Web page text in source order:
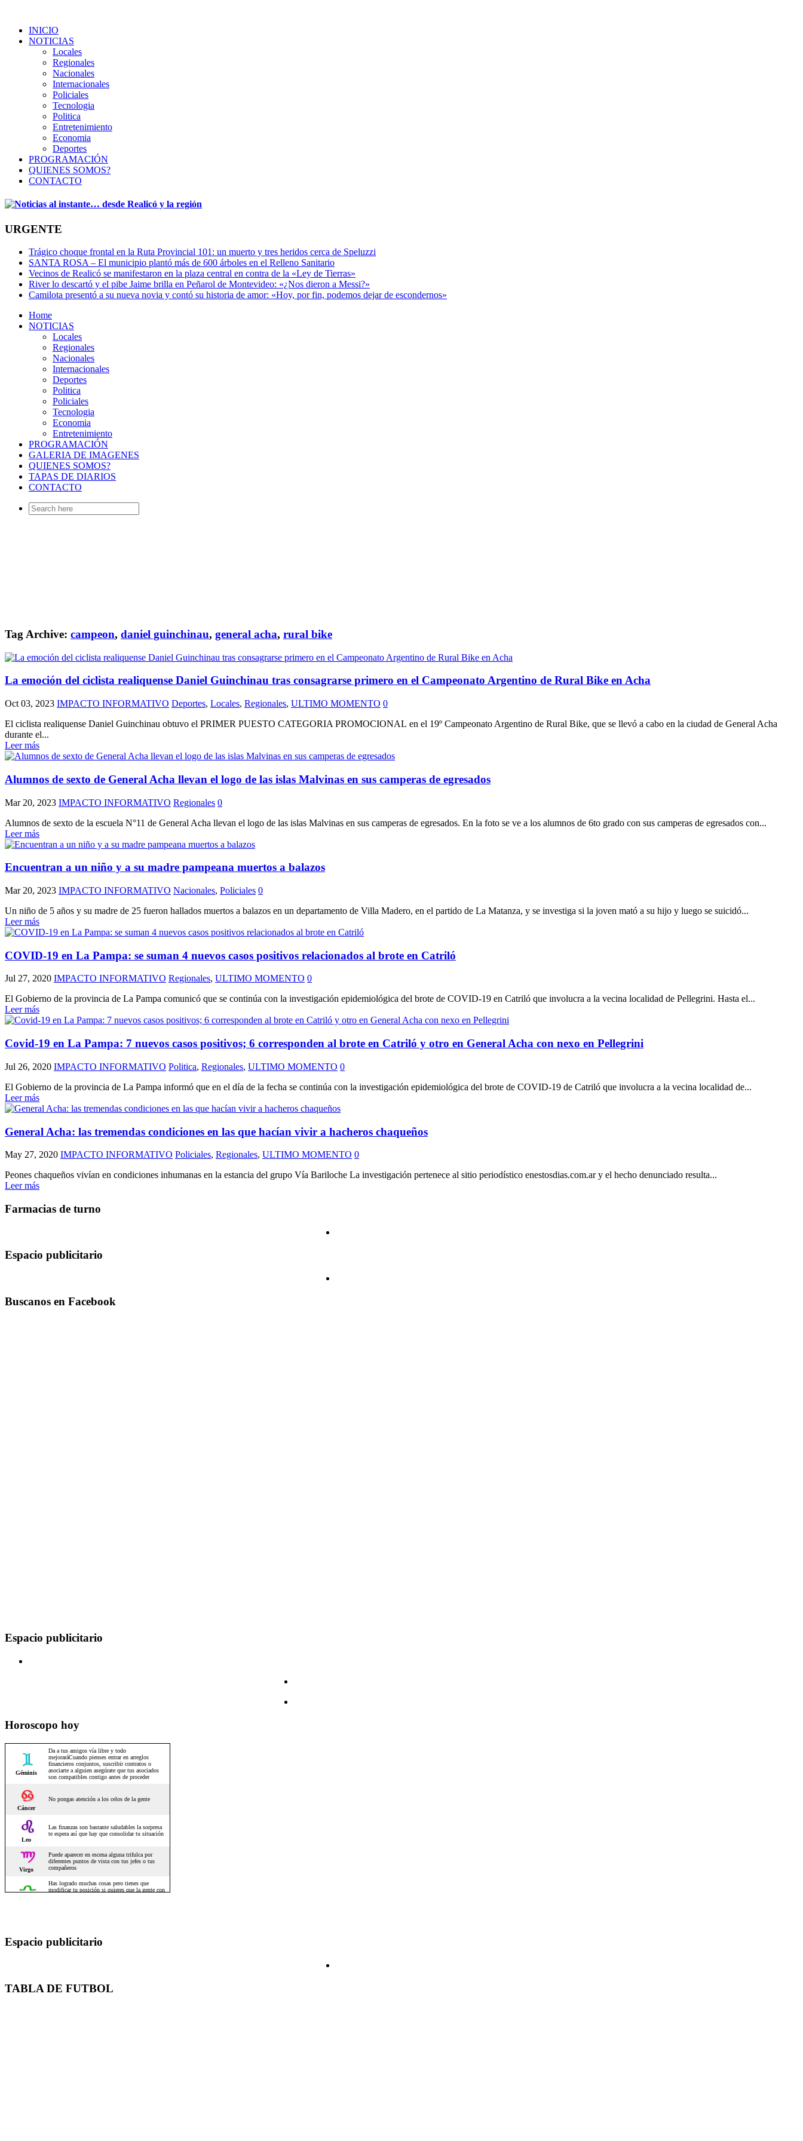
INICIO
NOTICIAS
Locales
Regionales
Nacionales
Internacionales
Policiales
Tecnologia
Politica
Entretenimiento
Economia
Deportes
PROGRAMACIÓN
QUIENES SOMOS?
CONTACTO
URGENTE
Trágico choque frontal en la Ruta Provincial 101: un muerto y tres heridos cerca de Speluzzi
SANTA ROSA – El municipio plantó más de 600 árboles en el Relleno Sanitario
Vecinos de Realicó se manifestaron en la plaza central en contra de la «Ley de Tierras»
River lo descartó y el pibe Jaime brilla en Peñarol de Montevideo: «¿Nos dieron a Messi?»
Camilota presentó a su nueva novia y contó su historia de amor: «Hoy, por fin, podemos dejar de escondernos»
Home
NOTICIAS
Locales
Regionales
Nacionales
Internacionales
Deportes
Politica
Policiales
Tecnologia
Economia
Entretenimiento
PROGRAMACIÓN
GALERIA DE IMAGENES
QUIENES SOMOS?
TAPAS DE DIARIOS
CONTACTO
Search
for:
Tag Archive: campeon, daniel guinchinau, general acha, rural bike
La emoción del ciclista realiquense Daniel Guinchinau tras consagrarse primero en el Campeonato Argentino de Rural Bike en Acha
Oct 03, 2023 IMPACTO INFORMATIVO Deportes, Locales, Regionales, ULTIMO MOMENTO 0
El ciclista realiquense Daniel Guinchinau obtuvo el PRIMER PUESTO CATEGORIA PROMOCIONAL en el 19º Campeonato Argentino de Rural Bike, que se llevó a cabo en la ciudad de General Acha
durante el...
Leer más
Alumnos de sexto de General Acha llevan el logo de las islas Malvinas en sus camperas de egresados
Mar 20, 2023 IMPACTO INFORMATIVO Regionales 0
Alumnos de sexto de la escuela N°11 de General Acha llevan el logo de las islas Malvinas en sus camperas de egresados. En la foto se ve a los alumnos de 6to grado con sus camperas de egresados con...
Leer más
Encuentran a un niño y a su madre pampeana muertos a balazos
Mar 20, 2023 IMPACTO INFORMATIVO Nacionales, Policiales 0
Un niño de 5 años y su madre de 25 fueron hallados muertos a balazos en un departamento de Villa Madero, en el partido de La Matanza, y se investiga si la joven mató a su hijo y luego se suicidó...
Leer más
COVID-19 en La Pampa: se suman 4 nuevos casos positivos relacionados al brote en Catriló
Jul 27, 2020 IMPACTO INFORMATIVO Regionales, ULTIMO MOMENTO 0
El Gobierno de la provincia de La Pampa comunicó que se continúa con la investigación epidemiológica del brote de COVID-19 en Catriló que involucra a la vecina localidad de Pellegrini. Hasta el...
Leer más
Covid-19 en La Pampa: 7 nuevos casos positivos; 6 corresponden al brote en Catriló y otro en General Acha con nexo en Pellegrini
Jul 26, 2020 IMPACTO INFORMATIVO Politica, Regionales, ULTIMO MOMENTO 0
El Gobierno de la provincia de La Pampa informó que en el día de la fecha se continúa con la investigación epidemiológica del brote de COVID-19 de Catriló que involucra a la vecina localidad de...
Leer más
General Acha: las tremendas condiciones en las que hacían vivir a hacheros chaqueños
May 27, 2020 IMPACTO INFORMATIVO Policiales, Regionales, ULTIMO MOMENTO 0
Peones chaqueños vivían en condiciones inhumanas en la estancia del grupo Vía Bariloche La investigación pertenece al sitio periodístico enestosdias.com.ar y el hecho denunciado resulta...
Leer más
Farmacias de turno
Espacio publicitario
Buscanos en Facebook
Espacio publicitario
Horoscopo hoy
Espacio publicitario
TABLA DE FUTBOL